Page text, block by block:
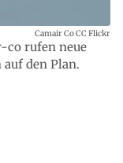
co rufen neue
den Plan.
Camair Co CC Flickr